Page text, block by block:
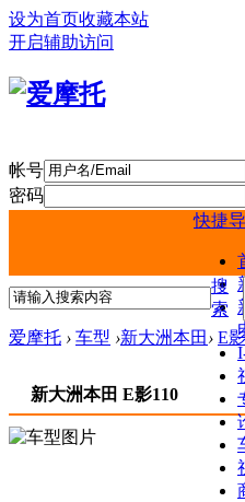
设为首页收藏本站
开启辅助访问
帐号
密码
快捷
搜
索
爱摩托 › 车型 ›新大洲本田 › E
新大洲本田 E影110